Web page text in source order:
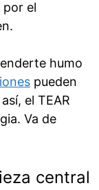
el
humo
pueden
el TEAR
Va de
central